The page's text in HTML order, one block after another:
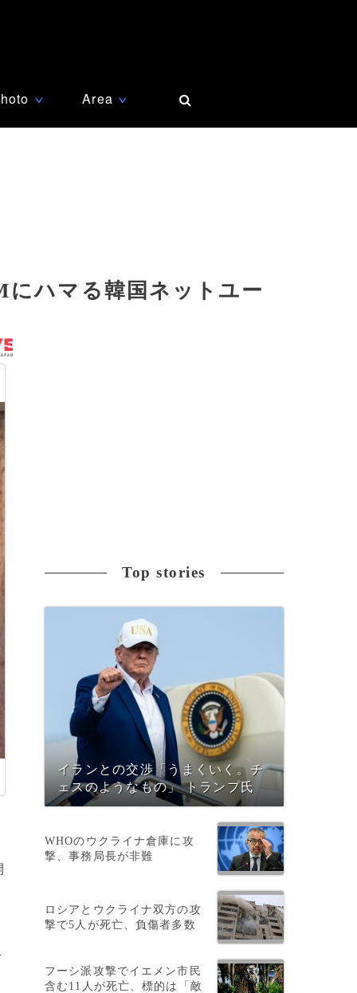
∨ Area ∨
ハマる韓国ネットユー
Top stories
イランとの交渉「うまくいく。チ
ェスのようなもの」 トランプ氏
WHOのウクライナ倉庫に攻
撃、事務局長が非難
ロシアとウクライナ双方の攻
撃で5人が死亡、負傷者多数
フーシ派攻撃でイエメン市民
含む11人が死亡、標的は「敵